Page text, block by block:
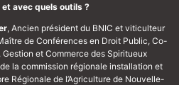
avec quels outils ?
, Ancien président du BNIC et viticulteur
de Conférences en Droit Public, Co-
et Commerce des Spiritueux
la commission régionale installation et
Régionale de l’Agriculture de Nouvelle-